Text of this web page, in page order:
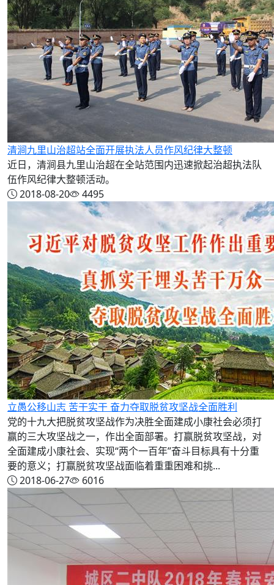
清涧九里山治超站全面开展执法人员作风纪律大整顿
近日，清涧县九里山治超在全站范围内迅速掀起治超执法队
伍作风纪律大整顿活动。
2018-08-20
4495
立愚公移山志 苦干实干 奋力夺取脱贫攻坚战全面胜利
党的十九大把脱贫攻坚战作为决胜全面建成小康社会必须打
赢的三大攻坚战之一，作出全面部署。打赢脱贫攻坚战，对
全面建成小康社会、实现“两个一百年”奋斗目标具有十分重
要的意义；打赢脱贫攻坚战面临着重重困难和挑...
2018-06-27
6016